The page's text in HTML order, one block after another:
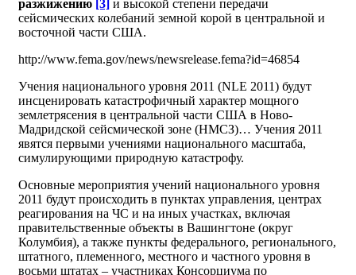
разжижению [3] и высокой степени передачи
сейсмических колебаний земной корой в центральной и
восточной части США.
http://www.fema.gov/news/newsrelease.fema?id=46854
Учения национального уровня 2011 (NLE 2011) будут
инсценировать катастрофичный характер мощного
землетрясения в центральной части США в Ново-
Мадридской сейсмической зоне (НМСЗ)… Учения 2011
явятся первыми учениями национального масштаба,
симулирующими природную катастрофу.
Основные мероприятия учений национального уровня
2011 будут происходить в пунктах управления, центрах
реагирования на ЧС и на иных участках, включая
правительственные объекты в Вашингтоне (округ
Колумбия), а также пункты федерального, регионального,
штатного, племенного, местного и частного уровня в
восьми штатах – участниках Консорциума по